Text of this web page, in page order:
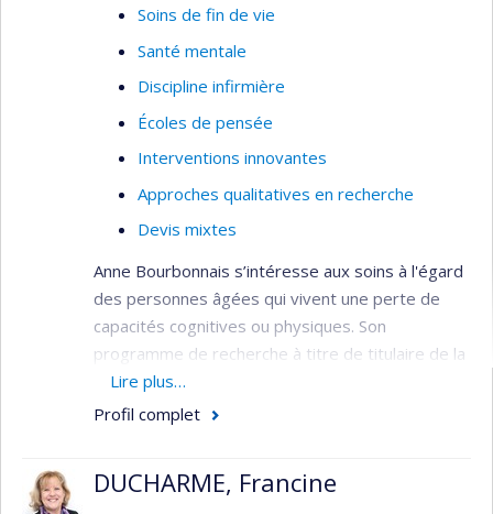
Soins de fin de vie
Santé mentale
Discipline infirmière
Écoles de pensée
Interventions innovantes
Approches qualitatives en recherche
Devis mixtes
Anne Bourbonnais s’intéresse aux soins à l'égard
des personnes âgées qui vivent une perte de
capacités cognitives ou physiques. Son
programme de recherche à titre de titulaire de la
Chaire de recherche en soins infirmiers à la
personne âgée et à la famille et de la Chaire de
la qualité de vie des personnes âgées vivant avec
Lire plus…
Profil complet
DUCHARME, Francine